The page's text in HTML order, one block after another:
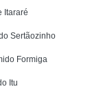
Itararé
Sertãozinho
Formiga
Itu